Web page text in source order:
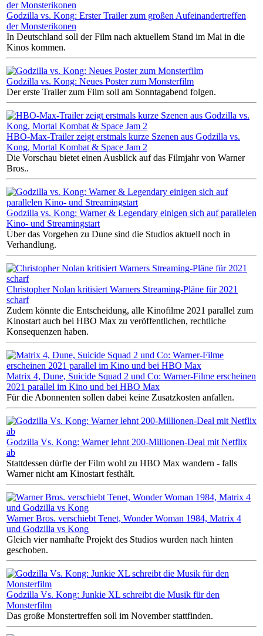
Godzilla vs. Kong: Erster Trailer zum großen Aufeinandertreffen
der Monsterikonen
In Deutschland soll der Film nach aktuellem Stand im Mai in die
Kinos kommen.
Godzilla vs. Kong: Neues Poster zum Monsterfilm
Der erste Trailer zum Film soll am Sonntagabend folgen.
HBO-Max-Trailer zeigt erstmals kurze Szenen aus Godzilla vs.
Kong, Mortal Kombat & Space Jam 2
Die Vorschau bietet einen Ausblick auf das Filmjahr von Warner
Bros..
Godzilla vs. Kong: Warner & Legendary einigen sich auf parallelen
Kino- und Streamingstart
Über das Vorgehen zu Dune sind die Studios aktuell noch in
Verhandlung.
Christopher Nolan kritisiert Warners Streaming-Pläne für 2021
scharf
Zudem könnte die Entscheidung, alle Kinofilme 2021 parallel zum
Kinostart auch bei HBO Max zu veröffentlichen, rechtliche
Konsequenzen haben.
Matrix 4, Dune, Suicide Squad 2 und Co: Warner-Filme erscheinen
2021 parallel im Kino und bei HBO Max
Für die Abonnenten sollen dabei keine Zusatzkosten anfallen.
Godzilla Vs. Kong: Warner lehnt 200-Millionen-Deal mit Netflix
ab
Stattdessen dürfte der Film wohl zu HBO Max wandern - falls
Warner nicht am Kinostart festhält.
Warner Bros. verschiebt Tenet, Wonder Woman 1984, Matrix 4
und Godzilla vs Kong
Gleich vier namhafte Projekt des Studios wurden nach hinten
geschoben.
Godzilla Vs. Kong: Junkie XL schreibt die Musik für den
Monsterfilm
Das große Monstertreffen soll im November stattfinden.